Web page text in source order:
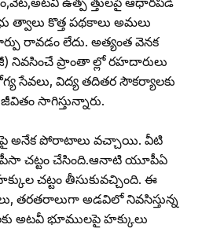
త్వాలు కొత్త పథకాలు అమలు
రావడం లేదు. అత్యంత వెనక
నివసించే ప్రాంతా ల్లో రహదారులు
సేవలు, విద్య తదితర సౌకర్యాలకు
సాగిస్తున్నారు.
అనేక పోరాటాలు వచ్చాయి. వీటి
పీసా చట్టం చేసింది.ఆనాటి యూపీఏ
చట్టం తీసుకువచ్చింది. ఈ
తరతరాలుగా అడవిలో నివసిస్తున్న
అటవీ భూములపై హక్కులు